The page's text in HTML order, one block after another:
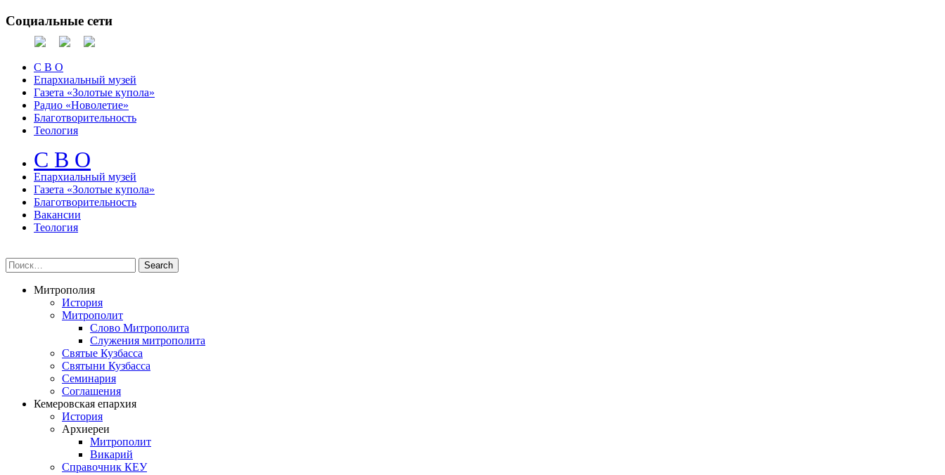
Социальные сети
С В О
Епархиальный музей
Газета «Золотые купола»
Радио «Новолетие»
Благотворительность
Теология
С В О
Епархиальный музeй
Газета «Золотые купола»
Благотворительность
Вакансии
Теология
Митрополия
История
Митрополит
Слово Митрополита
Служения митрополита
Святые Кузбасса
Святыни Кузбасса
Семинария
Соглашения
Кемеровская епархия
История
Архиереи
Митрополит
Викарий
Справочник КЕУ